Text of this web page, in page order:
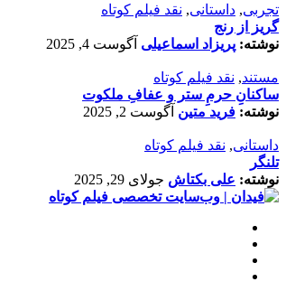
تجربی, داستانی, نقد فیلم کوتاه
گریز از رنج
نوشته: پریزاد اسماعیلی آگوست 4, 2025
مستند, نقد فیلم کوتاه
ساکنانِ حرمِ ستر و عفافِ ملکوت
نوشته: فرید متین آگوست 2, 2025
داستانی, نقد فیلم کوتاه
تلنگر
نوشته: علی بکتاش جولای 29, 2025